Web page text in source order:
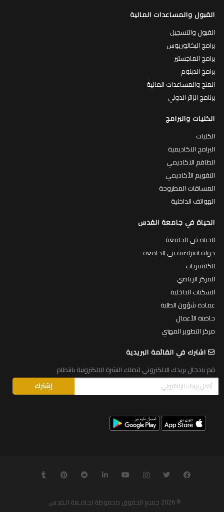
القبول والمساعدات المالية
القبول والتسجيل
برامج البكالوريوس
برامج الماجستير
برامج الدبلوم
المنح والمساعدات المالية
برنامج الزائر الدولي
الكليات والبرامج
الكليات
البرامج الاكاديمية
الطاقم الاكاديمي
التقويم الأكاديمي
المساقات المطروحة
الهواتف الداخلية
الحياة في جامعة القدس
الحياة في الجامعة
جولة افتراضية في الجامعة
الكافتيريات
المركز الرياضي
السكنات الداخلية
عمادة شؤون الطلبة
حاضنة الأعمال
مركز التطوير المهني
اشترك في القائمة البريدية
قم بادخال بريدك الالكتروني لتصلك النشرة الالكترونية بانتظام
© 2026 جميع الحقوق محفوظة لجامـعة الـقدس.